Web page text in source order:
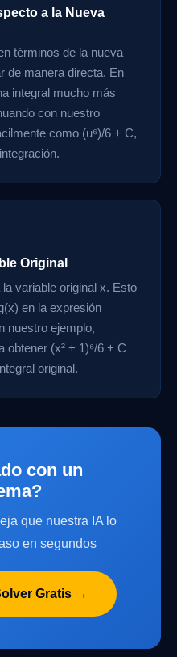
a la Nueva
términos de la nueva
de manera directa. En
integral mucho más
con nuestro
como (u⁶)/6 + C,
Original
variable original x. Esto
en la expresión
nuestro ejemplo,
obtener (x² + 1)⁶/6 + C
original.
con un
que nuestra IA lo
en segundos
Gratis →